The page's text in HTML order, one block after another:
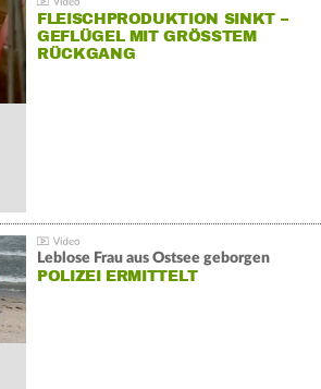
FLEISCHPRODUKTION SINKT –
GEFLÜGEL MIT GRÖSSTEM R
ÜCKGANG
Leblose Frau aus Ostsee geborgen
POLIZEI ERMITTELT